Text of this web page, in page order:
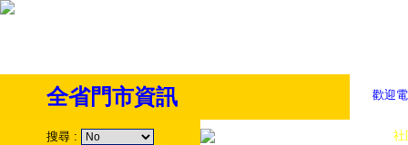
歡迎
全省門市資訊
搜尋 :
社